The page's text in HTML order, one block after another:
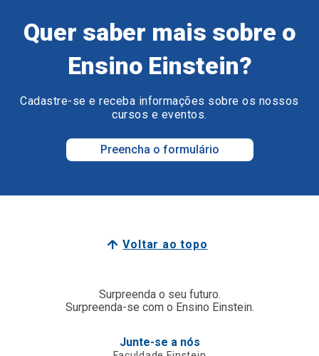
Quer saber mais sobre o
Ensino Einstein?
Cadastre-se e receba informações sobre os nossos
cursos e eventos.
Preencha o formulário
Voltar ao topo
Surpreenda o seu futuro.
Surpreenda-se com o Ensino Einstein.
Junte-se a nós